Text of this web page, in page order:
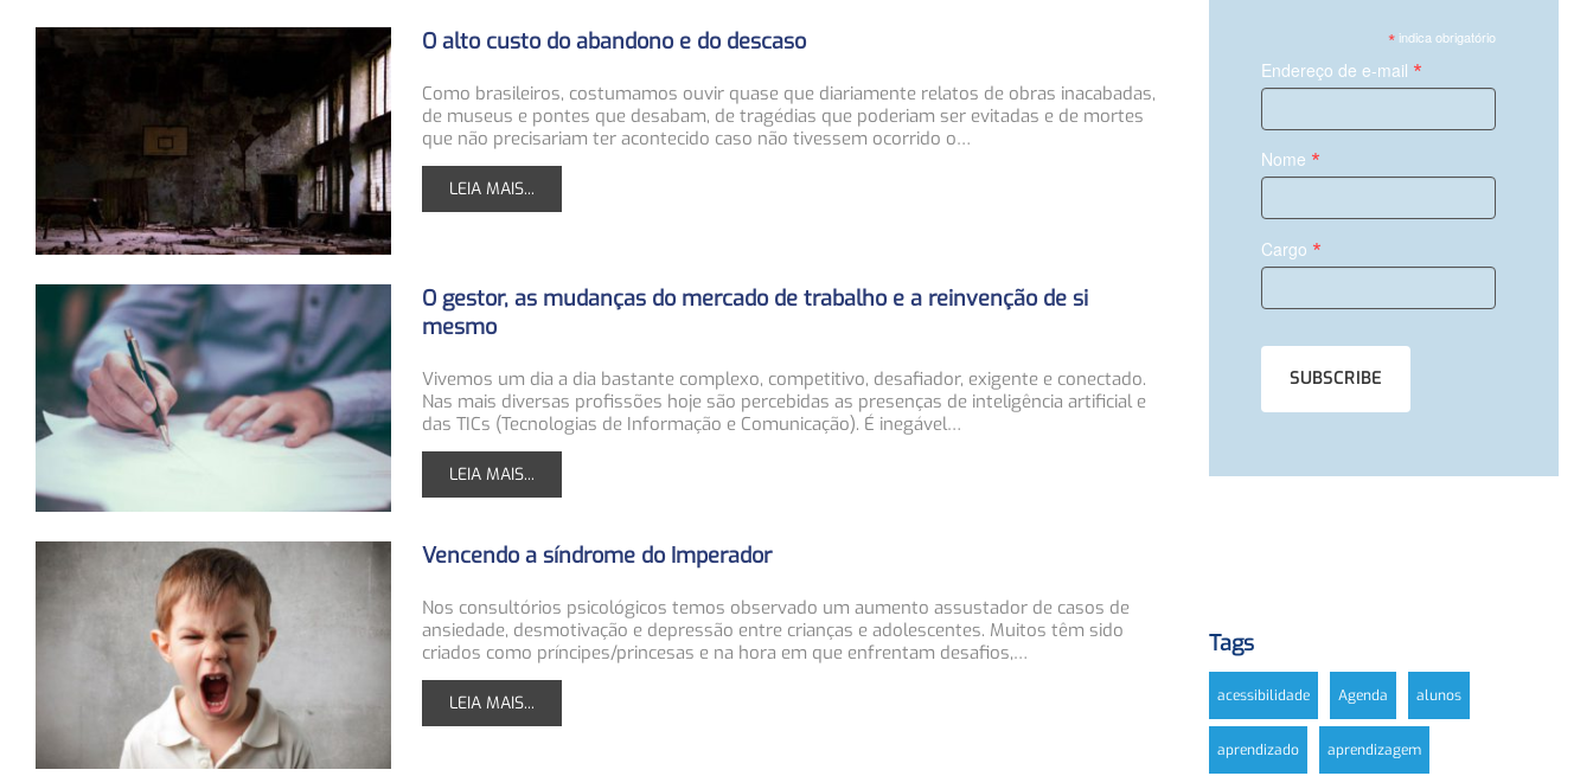
O alto custo do abandono e do descaso
Como brasileiros, costumamos ouvir quase que diariamente relatos de obras inacabadas,
de museus e pontes que desabam, de tragédias que poderiam ser evitadas e de mortes
que não precisariam ter acontecido caso não tivessem ocorrido o…
LEIA MAIS...
O gestor, as mudanças do mercado de trabalho e a reinvenção de si
mesmo
Vivemos um dia a dia bastante complexo, competitivo, desafiador, exigente e conectado.
Nas mais diversas profissões hoje são percebidas as presenças de inteligência artificial e
das TICs (Tecnologias de Informação e Comunicação). É inegável…
LEIA MAIS...
Vencendo a síndrome do Imperador
Nos consultórios psicológicos temos observado um aumento assustador de casos de
ansiedade, desmotivação e depressão entre crianças e adolescentes. Muitos têm sido
criados como príncipes/princesas e na hora em que enfrentam desafios,…
LEIA MAIS...
* indica obrigatório
Endereço de e-mail *
Nome *
Cargo *
Tags
acessibilidade Agenda alunos
aprendizado aprendizagem